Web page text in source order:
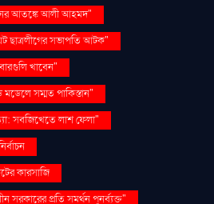
আতঙ্কে আলী আহমদ"
ছাত্রলীগের সভাপতি আটক"
খাবেন"
মডেলে সম্মত পাকিস্তান"
সবজিখেতে লাশ ফেলা"
কারসাজি
সরকারের প্রতি সমর্থন পুনর্ব্যক্ত"